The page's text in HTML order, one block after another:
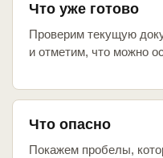
Что уже готово
Проверим текущую
и отметим, что можно
Что опасно
Покажем пробелы,